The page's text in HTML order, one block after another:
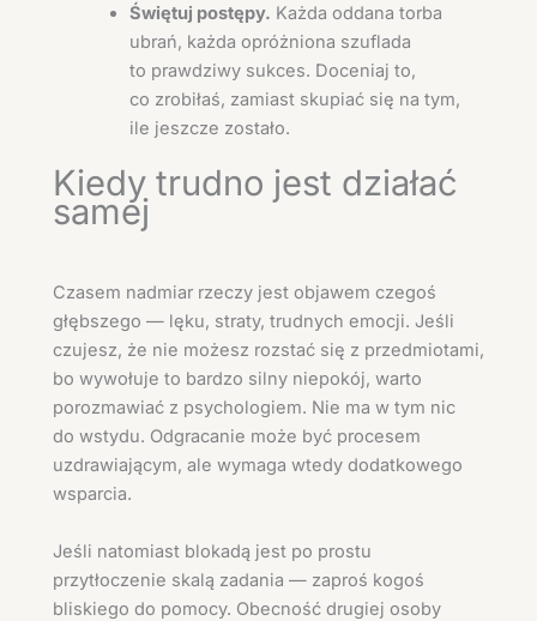
Świętuj postępy. Każda oddana torba
ubrań, każda opróżniona szuflada
to prawdziwy sukces. Doceniaj to,
co zrobiłaś, zamiast skupiać się na tym,
ile jeszcze zostało.
Kiedy trudno jest działać
samej
Czasem nadmiar rzeczy jest objawem czegoś
głębszego — lęku, straty, trudnych emocji. Jeśli
czujesz, że nie możesz rozstać się z przedmiotami,
bo wywołuje to bardzo silny niepokój, warto
porozmawiać z psychologiem. Nie ma w tym nic
do wstydu. Odgracanie może być procesem
uzdrawiającym, ale wymaga wtedy dodatkowego
wsparcia.
Jeśli natomiast blokadą jest po prostu
przytłoczenie skalą zadania — zaproś kogoś
bliskiego do pomocy. Obecność drugiej osoby